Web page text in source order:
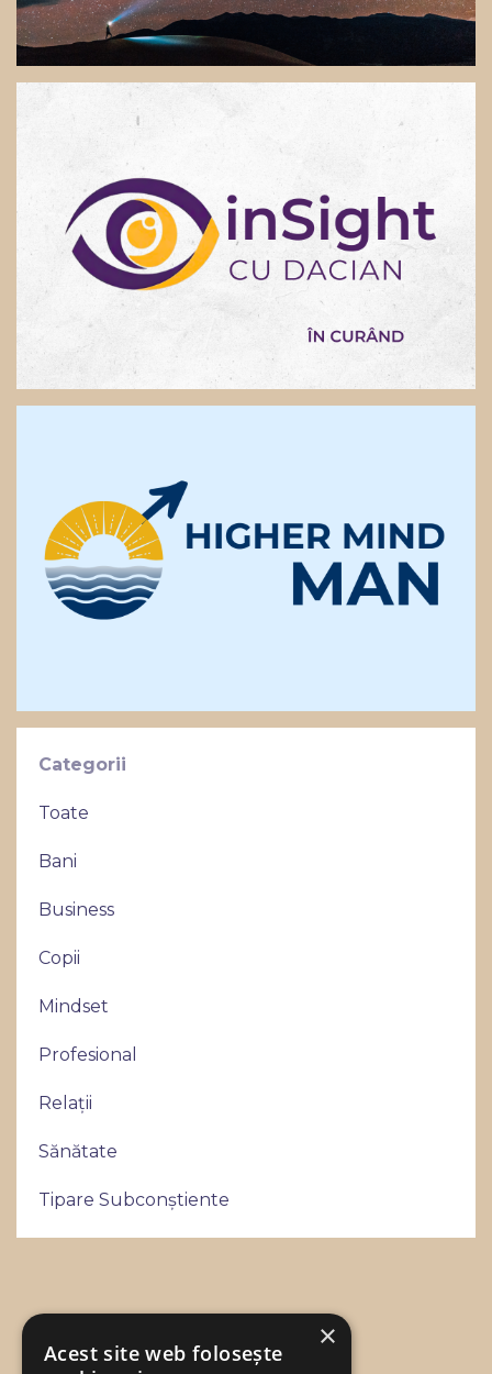
Categorii
Toate
Bani
Business
Copii
Mindset
Profesional
Relații
Sănătate
Tipare Subconștiente
© 2026 Dacian Pășcuță
×
Acest site web folosește